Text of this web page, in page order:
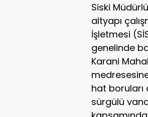
Siski
altyapı
İşletmesi
genelinde
Karani
hat boruları
sürgülü